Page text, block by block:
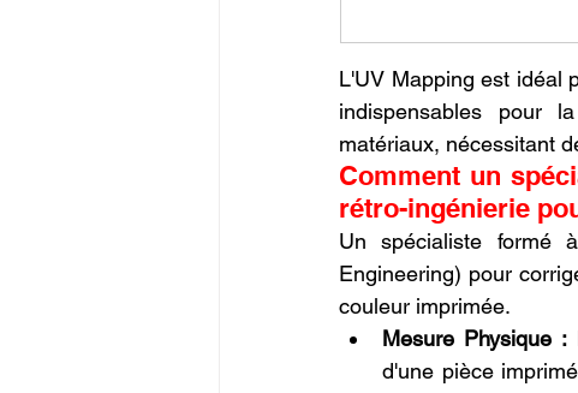
L'UV Mapping est idéal
indispensables pour
matériaux, nécessitant
Comment un
rétro-ingénierie
Un spécialiste
Engineering) pour
couleur imprimée.
Mesure Physique :